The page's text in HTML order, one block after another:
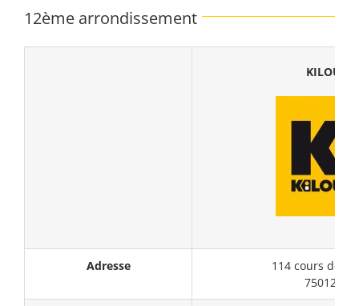
12ème arrondissement
Adresse
114 cours de
75012